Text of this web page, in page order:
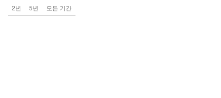
2년 5년 모든 기간